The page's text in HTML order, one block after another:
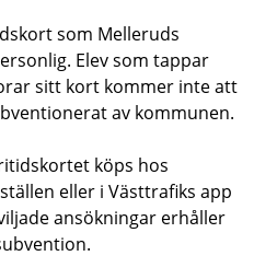
som Melleruds
Elev som tappar
sitt kort kommer inte att
av kommunen.
köps hos
eller i Västtrafiks app
ansökningar erhåller